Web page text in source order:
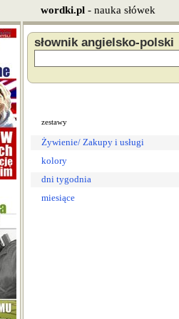
wordki.pl - nauka słówek
słownik angielsko-polski
zestawy
Żywienie/ Zakupy i usługi
kolory
dni tygodnia
miesiące